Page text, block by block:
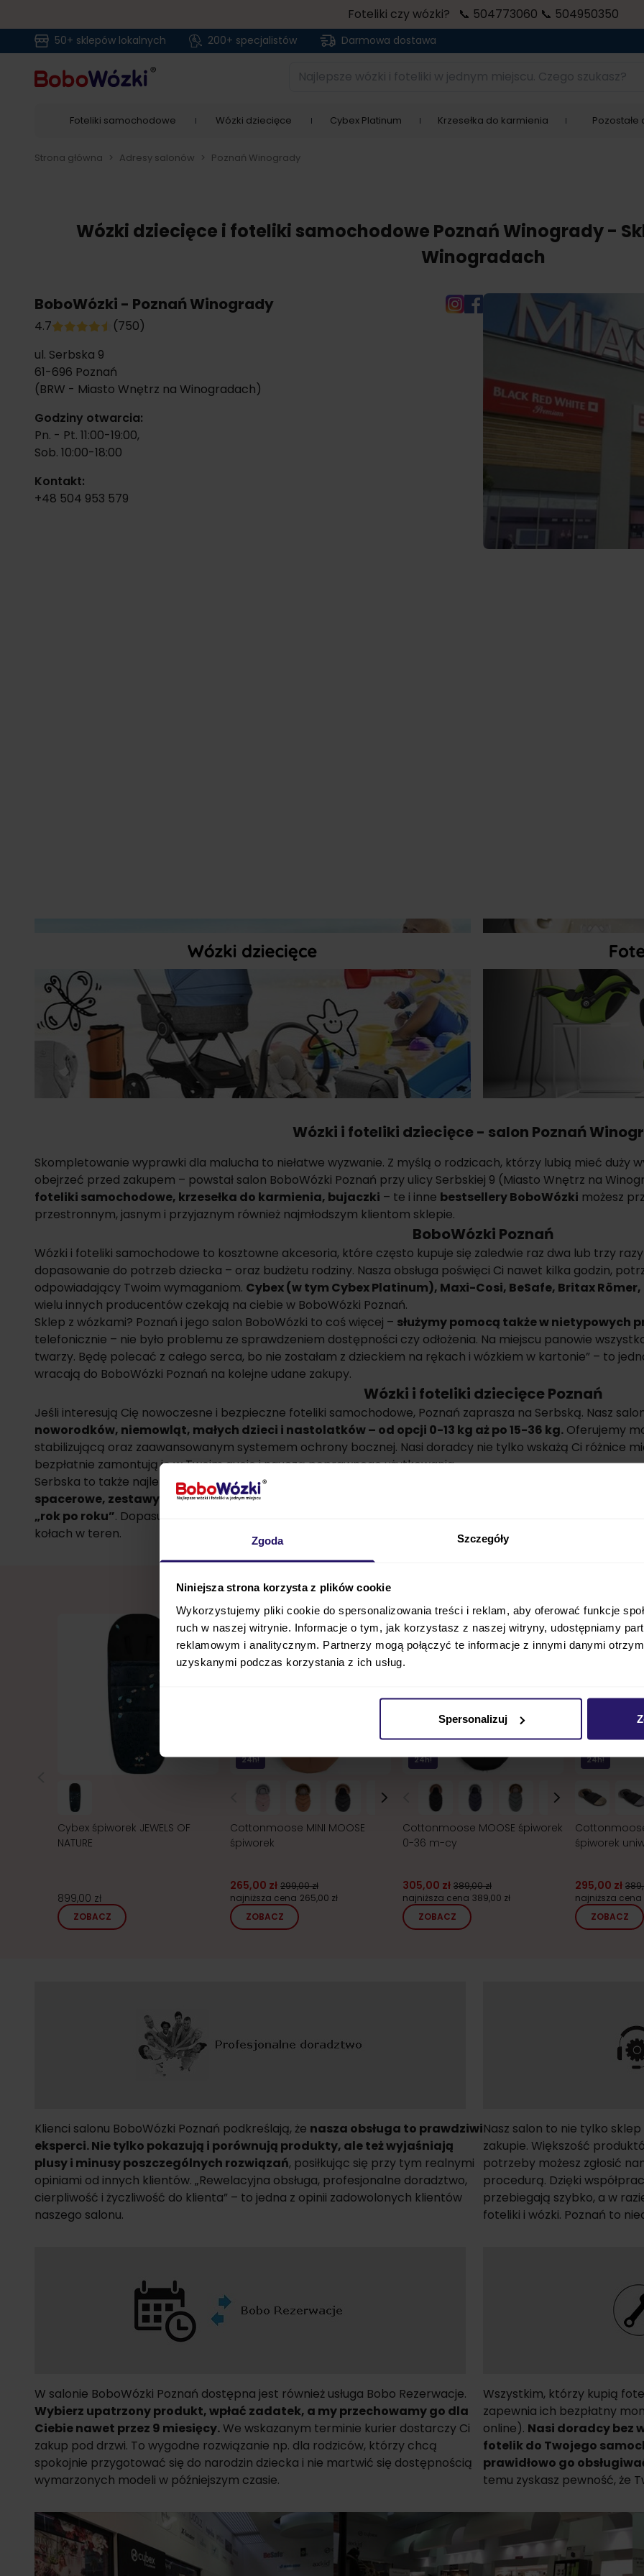
Zgoda Szczegóły
Niniejsza strona korzysta z plików cookie
Wykorzystujemy pliki cookie do spersonalizowania treści i reklam, aby oferować funkcje
ruch w naszej witrynie. Informacje o tym, jak korzystasz z naszej witryny, udostępniamy
reklamowym i analitycznym. Partnerzy mogą połączyć te informacje z innymi danymi
uzyskanymi podczas korzystania z ich usług.
Spersonalizuj
Foteliki czy wózki? 📞 504773060 📞 504950350
50+ sklepów lokalnych 200+ specjalistów Darmowa dostawa
Najlepsze wózki i foteliki w jednym miejscu. Czego szukasz?
Foteliki samochodowe Wózki dziecięce Cybex Platinum Krzesełka do karmienia Pozostałe
Strona główna > Adresy salonów > Poznań Winogrady
Wózki dziecięce i foteliki samochodowe Poznań Winogrady -
Winogradach
BoboWózki - Poznań Winogrady
4.7
(750)
ul. Serbska 9
61-696 Poznań
(BRW - Miasto Wnętrz na Winogradach)
Godziny otwarcia:
Pn. - Pt. 11:00-19:00,
Sob. 10:00-18:00
Kontakt:
+48 504 953 579
Wózki i foteliki dziecięce - salon Poznań
Skompletowanie wyprawki dla malucha to niełatwe wyzwanie. Z myślą o rodzicach, którzy lubią mieć duży
obejrzeć przed zakupem – powstał salon BoboWózki Poznań przy ulicy Serbskiej 9 (Miasto Wnętrz na
foteliki samochodowe, krzesełka do karmienia, bujaczki – te i inne bestsellery BoboWózki możesz
przestronnym, jasnym i przyjaznym również najmłodszym klientom sklepie.
BoboWózki Poznań
Wózki i foteliki samochodowe to kosztowne akcesoria, które często kupuje się zaledwie raz dwa lub trzy razy
dopasowanie do potrzeb dziecka – oraz budżetu rodziny. Nasza obsługa poświęci Ci nawet kilka godzin,
odpowiadający Twoim wymaganiom. Cybex(w tym Cybex Platinum), Maxi-Cosi, BeSafe, Britax
wielu innych producentów czekają na ciebie w BoboWózki Poznań.
Sklep z wózkami? Poznań i jego salon BoboWózki to coś więcej – służymy pomocą także w nietypowych
telefonicznie – nie było problemu ze sprawdzeniem dostępności czy odłożenia. Na miejscu panowie
twarzy. Będę polecać z całego serca, bo nie zostałam z dzieckiem na rękach i wózkiem w kartonie” – to
wracają do BoboWózki Poznań na kolejne udane zakupy.
Wózki i foteliki dziecięce Poznań
Jeśli interesują Cię nowoczesne i bezpieczne foteliki samochodowe, Poznań zaprasza na Serbską. Nasz
noworodków, niemowląt, małych dzieci i nastolatków – od opcji 0-13 kg aż po 15-36 kg. Oferujemy
stabilizującą oraz zaawansowanym systemem ochrony bocznej. Nasi doradcy nie tylko wskażą Ci różnice
bezpłatnie zamontują je w Twoim aucie i nauczą poprawnego użytkowania.
Serbska to także najlepszy adres, jeśli chodzi o wózki dziecięce. Poznań BoboWózki zaprasza po
wózki
spacerowe, zestawy wielofunkcyjne 2w1 i 3w1 (skompletujemy także 4w1 z fotelikiem
„rok po roku”. Dopasujemy wózek do Twojego stylu życia – miejski model na zatłoczone chodniki,
kołach w teren.
Cybex śpiworek JEWELS OF
NATURE
899,00 zł
ZOBACZ
24h!
Cottonmoose MINI MOOSE
śpiworek
265,00 zł 299,00 zł
najniższa cena 265,00 zł
ZOBACZ
24h!
Cottonmoose MOOSE śpiworek
0-36 m-cy
305,00 zł 389,00 zł
najniższa cena 389,00 zł
ZOBACZ
24h!
Cottonmoose
śpiworek
295,00 zł
najniższa cena
ZOBACZ
Klienci salonu BoboWózki Poznań podkreślają, że nasza obsługa to prawdziwi
eksperci. Nie tylko pokazują i porównują produkty, ale też wyjaśniają
plusy i minusy poszczególnych rozwiązań, posiłkując się przy tym realnymi
opiniami od innych klientów. „Rewelacyjna obsługa, profesjonalne doradztwo,
cierpliwość i życzliwość do klienta” – to jedna z opinii zadowolonych klientów
naszego salonu.
Nasz salon to nie tylko
zakupie. Większość
potrzeby możesz zgłosić
procedurą. Dzięki
przebiegają szybko, a w
foteliki i wózki. Poznań to
W salonie BoboWózki Poznań dostępna jest również usługa Bobo Rezerwacje.
Wybierz upatrzony produkt, wpłać zadatek, a my przechowamy go dla
Ciebie nawet przez 9 miesięcy.We wskazanym terminie kurier dostarczy Ci
zakup pod drzwi. To wygodne rozwiązanie np. dla rodziców, którzy chcą
spokojnie przygotować się do narodzin dziecka i nie martwić się dostępnością
wymarzonych modeli w późniejszym czasie.
Wszystkim, którzy kupią
zapewnia ich bezpłatny
online). Nasi doradcy bez
fotelik do Twojego
prawidłowo go
temu zyskasz pewność, że